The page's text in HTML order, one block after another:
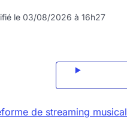
le 03/08/2026 à 16h27
de streaming musical